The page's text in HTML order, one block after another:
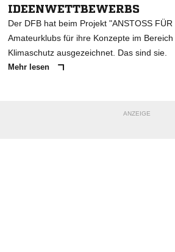
IDEENWETTBEWERBS
Der DFB hat beim Projekt "ANSTOSS
Amateurklubs für ihre Konzepte im
Klimaschutz ausgezeichnet. Das sind sie.
Mehr lesen
ANZEIGE